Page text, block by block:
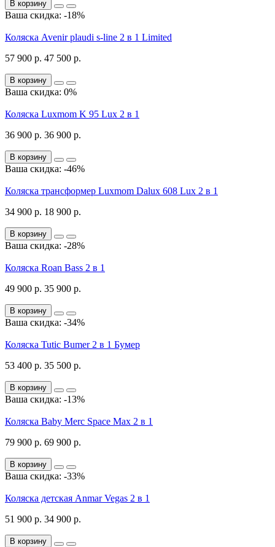
В корзину
Ваша скидка: -18%
Коляска Avenir plaudi s-line 2 в 1 Limited
57 900 р. 47 500 р.
В корзину
Ваша скидка: 0%
Коляска Luxmom K 95 Lux 2 в 1
36 900 р. 36 900 р.
В корзину
Ваша скидка: -46%
Коляска трансформер Luxmom Dalux 608 Lux 2 в 1
34 900 р. 18 900 р.
В корзину
Ваша скидка: -28%
Коляска Roan Bass 2 в 1
49 900 р. 35 900 р.
В корзину
Ваша скидка: -34%
Коляска Tutic Bumer 2 в 1 Бумер
53 400 р. 35 500 р.
В корзину
Ваша скидка: -13%
Коляска Baby Merc Space Max 2 в 1
79 900 р. 69 900 р.
В корзину
Ваша скидка: -33%
Коляска детская Anmar Vegas 2 в 1
51 900 р. 34 900 р.
В корзину